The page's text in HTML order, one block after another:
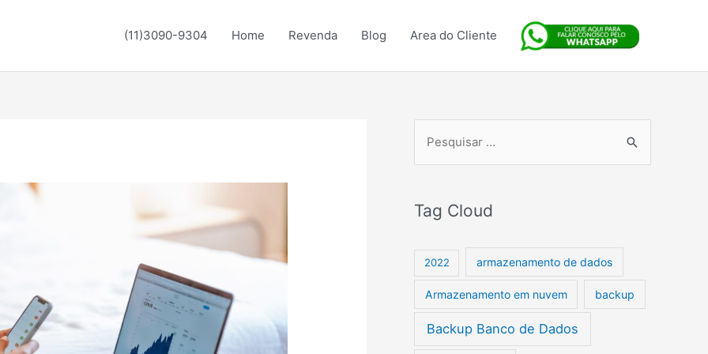
(11)3090-9304 Home Revenda Blog Area do Cliente
e
q
a
Tag Cloud
2022 armazenamento de dados
Armazenamento em nuvem backup
Backup Banco de Dados